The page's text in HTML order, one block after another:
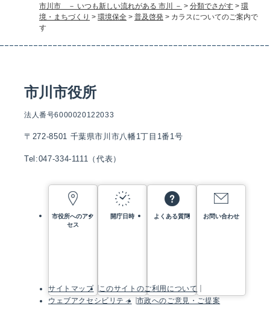
市川市 － いつも新しい流れがある 市川 － > 分類でさがす > 環
境・まちづくり > 環境保全 > 普及啓発 > カラスについてのご案内で
す
市川市役所
法人番号6000020122033
〒272-8501 千葉県市川市八幡1丁目1番1号
Tel:047-334-1111（代表）
市役所へのアク
セス
開庁日時 よくある質問 お問い合わせ
サイトマップ
このサイトのご利用について
ウェブアクセシビリティ
市政へのご意見・ご提案